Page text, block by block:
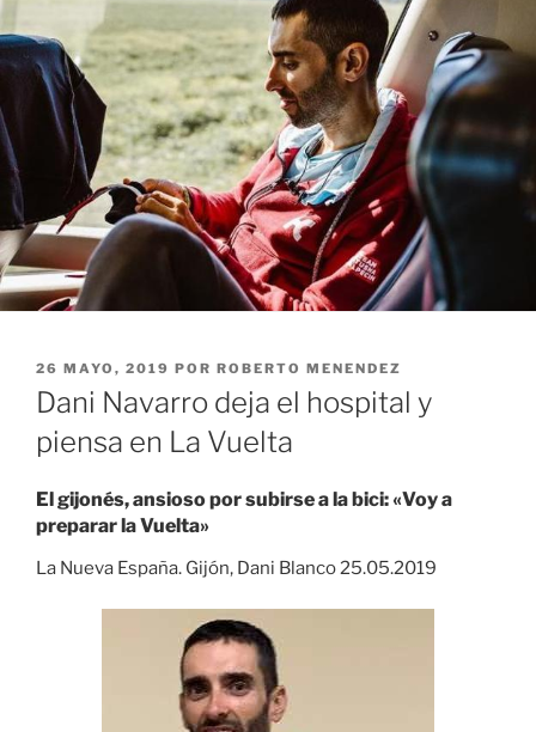
PUBLICADO
EL
26 MAYO, 2019 POR ROBERTO MENENDEZ
Dani Navarro deja el hospital y
piensa en La Vuelta
El gijonés, ansioso por subirse a la bici: «Voy a
preparar la Vuelta»
La Nueva España. Gijón, Dani Blanco 25.05.2019